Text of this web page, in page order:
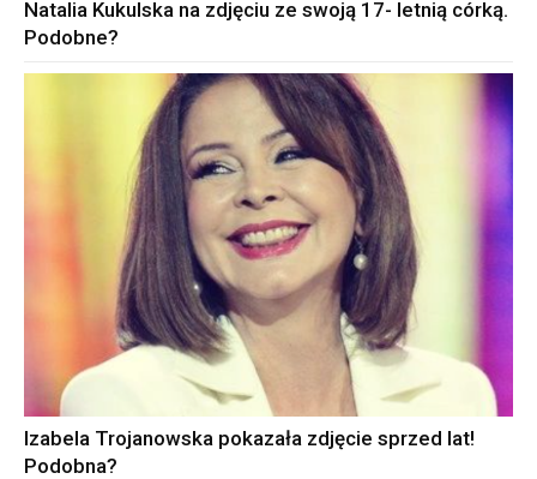
Natalia Kukulska na zdjęciu ze swoją 17- letnią córką.
Podobne?
Izabela Trojanowska pokazała zdjęcie sprzed lat!
Podobna?